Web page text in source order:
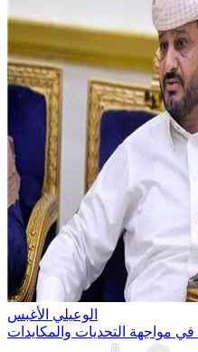
الوعيلي الأغبس
في مواجهة التحديات والمكايدات